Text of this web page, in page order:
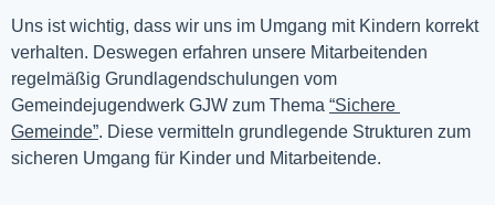
Uns ist wichtig, dass wir uns im Umgang mit Kindern korrekt
verhalten. Deswegen erfahren unsere Mitarbeitenden
regelmäßig Grundlagendschulungen vom
Gemeindejugendwerk GJW zum Thema “Sichere
Gemeinde”. Diese vermitteln grundlegende Strukturen zum
sicheren Umgang für Kinder und Mitarbeitende.